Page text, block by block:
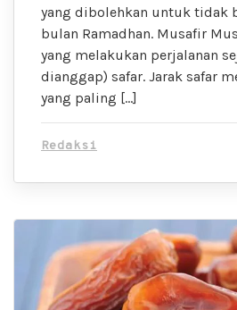
yang dibolehkan untuk tidak
bulan Ramadhan. Musafir
yang melakukan perjalanan
dianggap) safar. Jarak safar
yang paling […]
Redaksi